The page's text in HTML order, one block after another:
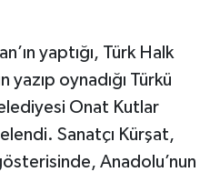
yaptığı, Türk Halk
yazıp oynadığı Türkü
Onat Kutlar
Sanatçı Kürşat,
Anadolu’nun